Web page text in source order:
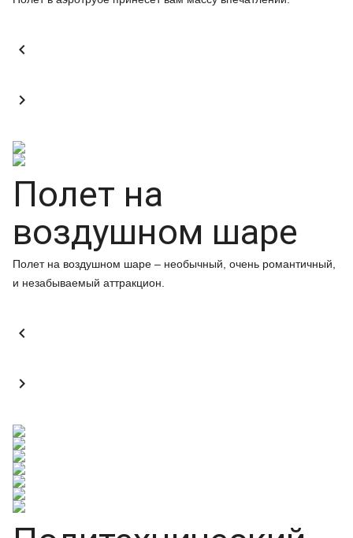


Полет на
воздушном шаре
Полет на воздушном шаре – необычный, очень романтичный,
и незабываемый аттракцион.

